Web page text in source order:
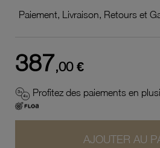
Paiement, Livraison, Retours et
387,00 €
Profitez des paiements en
AJOUTER AU